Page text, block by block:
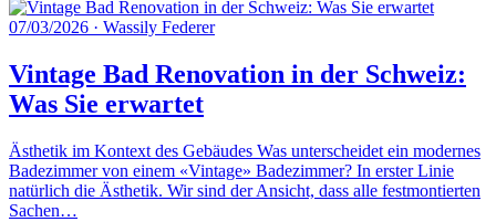
07/03/2026 · Wassily Federer
Vintage Bad Renovation in der Schweiz:
Was Sie erwartet
Ästhetik im Kontext des Gebäudes Was unterscheidet ein modernes
Badezimmer von einem «Vintage» Badezimmer? In erster Linie
natürlich die Ästhetik. Wir sind der Ansicht, dass alle festmontierten
Sachen…